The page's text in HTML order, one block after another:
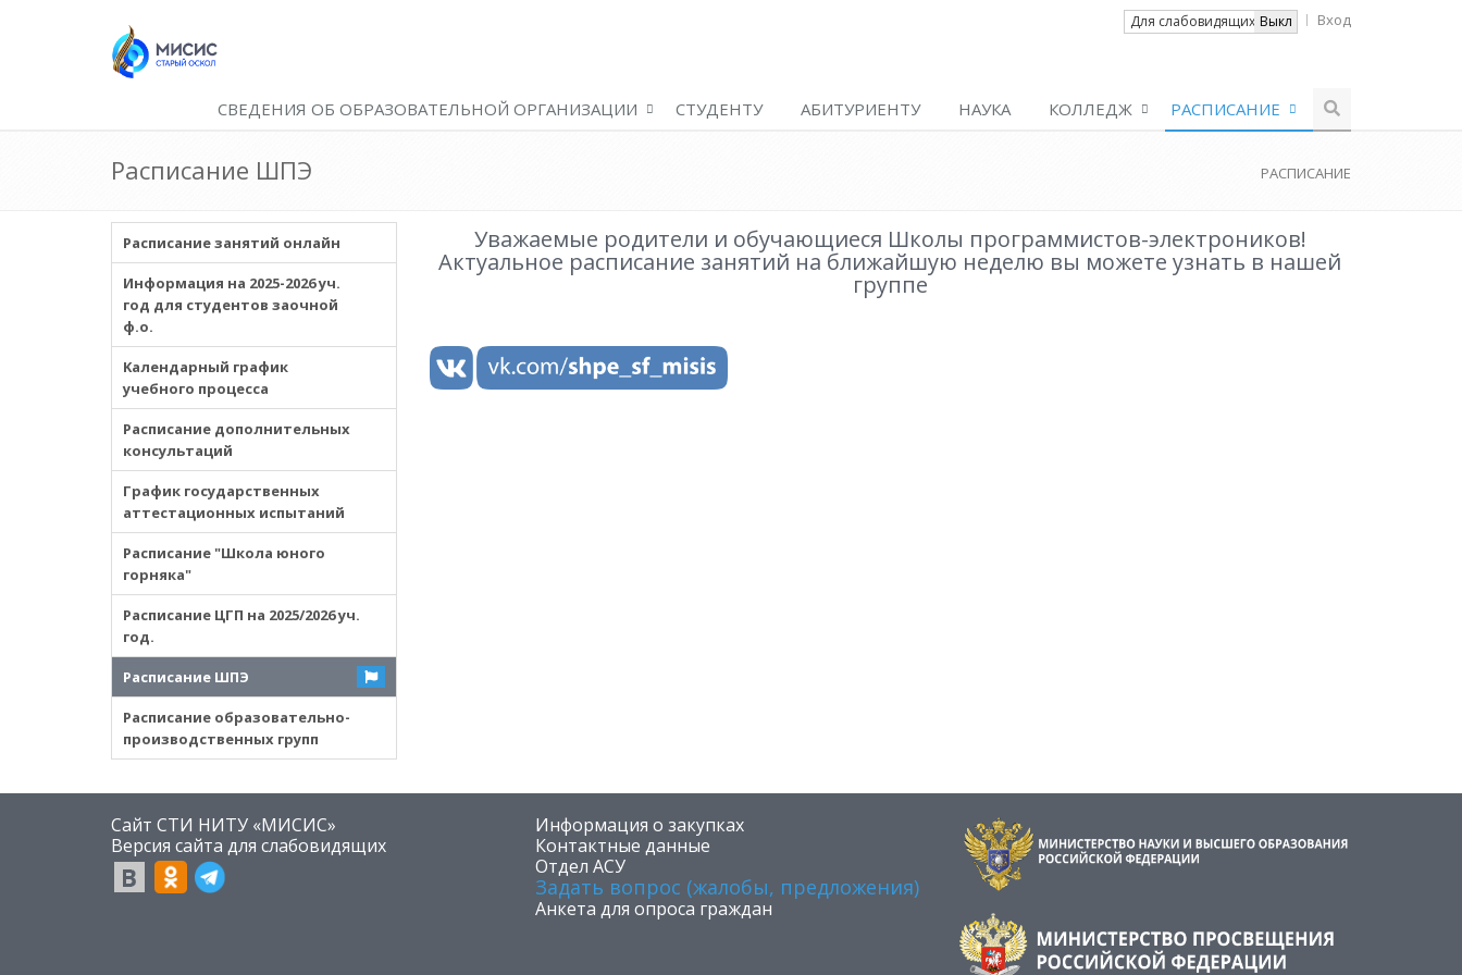
Для слабовидящих Выкл Вход
СВЕДЕНИЯ ОБ ОБРАЗОВАТЕЛЬНОЙ ОРГАНИЗАЦИИ СТУДЕНТУ АБИТУРИЕНТУ НАУКА КОЛЛЕДЖ РАСПИСАНИЕ
Расписание ШПЭ РАСПИСАНИЕ
Расписание занятий онлайн
Информация на 2025-2026 уч.
год для студентов заочной
ф.о.
Kалендарный график
учебного процесса
Расписание дополнительных
консультаций
График государственных
аттестационных испытаний
Расписание "Школа юного
горняка"
Расписание ЦГП на 2025/2026 уч.
год.
Расписание ШПЭ
Расписание образовательно-
производственных групп
Уважаемые родители и обучающиеся Школы программистов-электроников!
Актуальное расписание занятий на ближайшую неделю вы можете узнать в нашей
группе
Сайт СТИ НИТУ «МИСИС»
​Версия сайта для слабовидящих
​Информация о закупках
Контактные данные
Отдел АСУ
Задать вопрос (жалобы, предложения)
Анкета для опроса граждан